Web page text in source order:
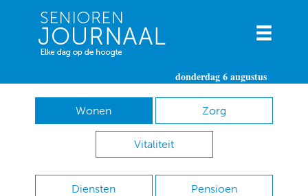
donderdag 6 augustus
Wonen Zorg
Vitaliteit
Diensten Pensioen